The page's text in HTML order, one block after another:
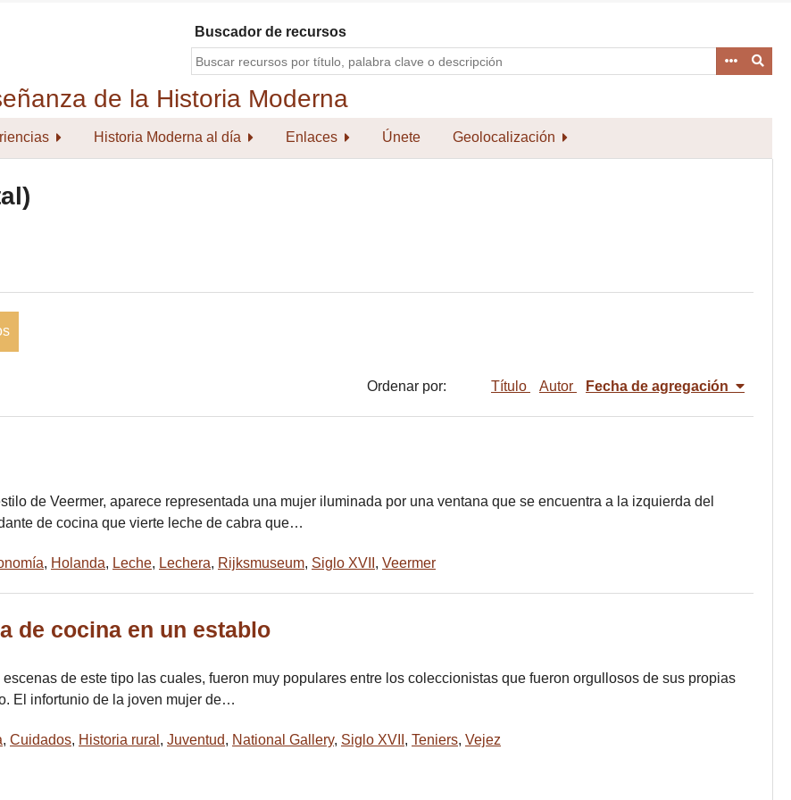
Buscador de recursos
Historia Moderna al día Enlaces Únete Geolocalización
Ordenar por: Título Autor Fecha de agregación
de Veermer, aparece representada una mujer iluminada por una ventana que se encuentra a la izquierda del
de cocina que vierte leche de cabra que…
, Holanda, Leche, Lechera, Rijksmuseum, Siglo XVII , Veermer
de cocina en un establo
de este tipo las cuales, fueron muy populares entre los coleccionistas que fueron orgullosos de sus propias
El infortunio de la joven mujer de…
, Cuidados, Historia rural , Juventud, National Gallery, Siglo XVII , Teniers, Vejez